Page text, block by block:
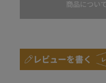
商品につい